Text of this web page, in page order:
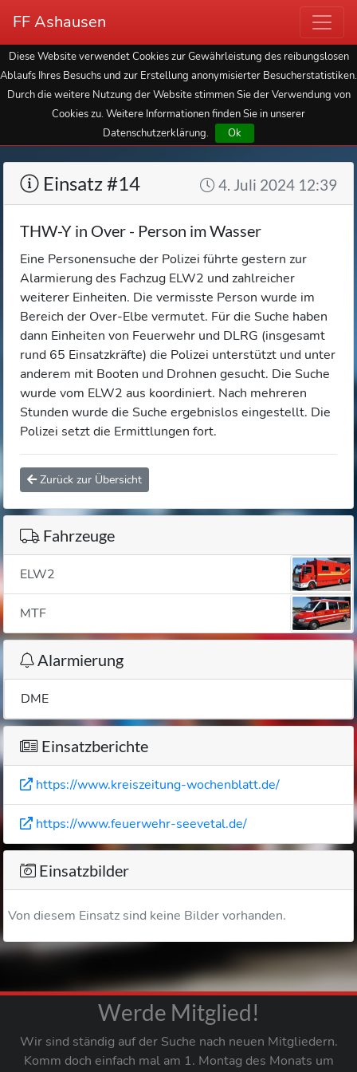
FF Ashausen
Diese Website verwendet Cookies zur Gewährleistung des reibungslosen
Ablaufs Ihres Besuchs und zur Erstellung anonymisierter Besucherstatistiken.
Durch die weitere Nutzung der Website stimmen Sie der Verwendung von
Cookies zu. Weitere Informationen finden Sie in unserer
Datenschutzerklärung.
Ok
Einsatz #14 4. Juli 2024 12:39
THW-Y in Over - Person im Wasser
Eine Personensuche der Polizei führte gestern zur
Alarmierung des Fachzug ELW2 und zahlreicher
weiterer Einheiten. Die vermisste Person wurde im
Bereich der Over-Elbe vermutet. Für die Suche haben
dann Einheiten von Feuerwehr und DLRG (insgesamt
rund 65 Einsatzkräfte) die Polizei unterstützt und unter
anderem mit Booten und Drohnen gesucht. Die Suche
wurde vom ELW2 aus koordiniert. Nach mehreren
Stunden wurde die Suche ergebnislos eingestellt. Die
Polizei setzt die Ermittlungen fort.
Zurück zur Übersicht
Fahrzeuge
ELW2
MTF
Alarmierung
DME
Einsatzberichte
https://www.kreiszeitung-wochenblatt.de/
https://www.feuerwehr-seevetal.de/
Einsatzbilder
Von diesem Einsatz sind keine Bilder vorhanden.
Werde Mitglied!
Wir sind ständig auf der Suche nach neuen Mitgliedern.
Komm doch einfach mal am 1. Montag des Monats um